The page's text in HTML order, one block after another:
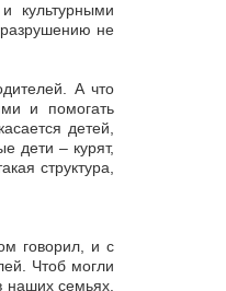
культурными
не
А что
и помогать
детей,
дети – курят,
структура,
говорил, и с
Чтоб могли
наших семьях.